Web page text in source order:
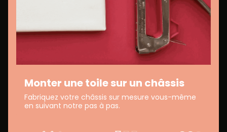
Monter une toile sur un châssis
Fabriquez votre châssis sur mesure vous-même
en suivant notre pas à pas.